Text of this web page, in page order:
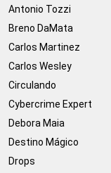
Antonio Tozzi
Breno DaMata
Carlos Martinez
Carlos Wesley
Circulando
Cybercrime Expert
Debora Maia
Destino Mágico
Drops